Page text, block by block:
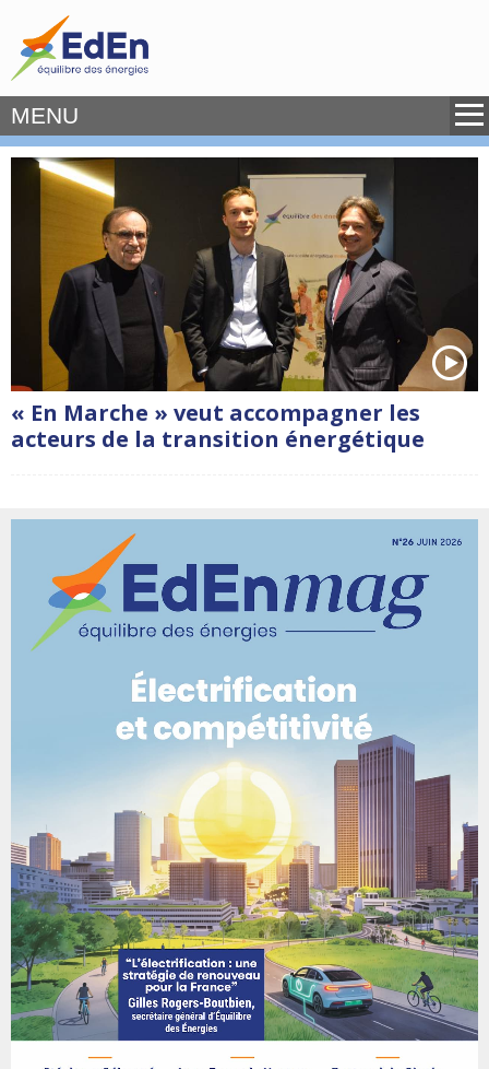
MENU
« En Marche » veut accompagner les
acteurs de la transition énergétique